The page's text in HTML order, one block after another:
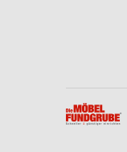
Funktional